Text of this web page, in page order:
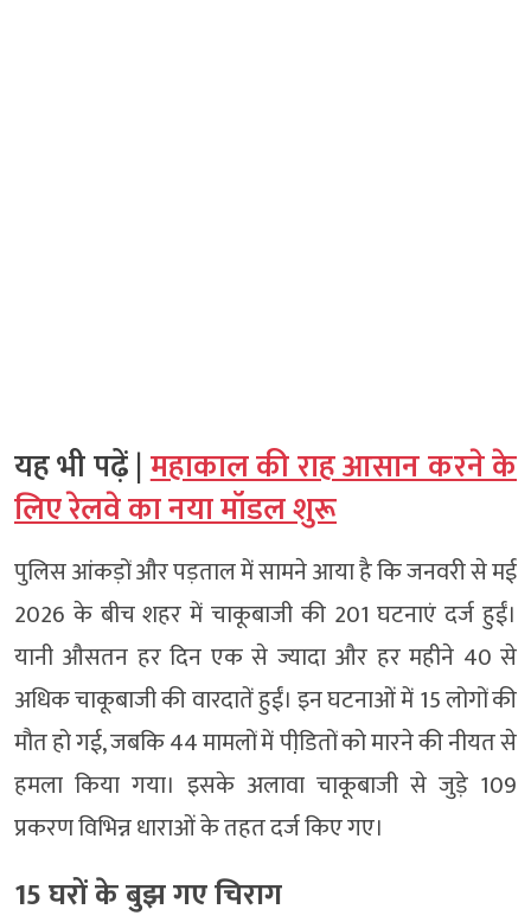
यह भी पढ़ें |महाकाल की राह आसान करने के
लिए रेलवे का नया मॉडल शुरू
पुलिस आंकड़ों और पड़ताल में सामने आया है कि जनवरी से मई
2026 के बीच शहर में चाकूबाजी की 201 घटनाएं दर्ज हुईं।
यानी औसतन हर दिन एक से ज्यादा और हर महीने 40 से
अधिक चाकूबाजी की वारदातें हुईं। इन घटनाओं में 15 लोगों की
मौत हो गई, जबकि 44 मामलों में पीडि़तों को मारने की नीयत से
हमला किया गया। इसके अलावा चाकूबाजी से जुड़े 109
प्रकरण विभिन्न धाराओं के तहत दर्ज किए गए।
15 घरों के बुझ गए चिराग